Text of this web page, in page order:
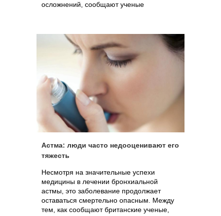
осложнений, сообщают ученые
Астма: люди часто недооценивают его
тяжесть
Несмотря на значительные успехи
медицины в лечении бронхиальной
астмы, это заболевание продолжает
оставаться смертельно опасным. Между
тем, как сообщают британские ученые,